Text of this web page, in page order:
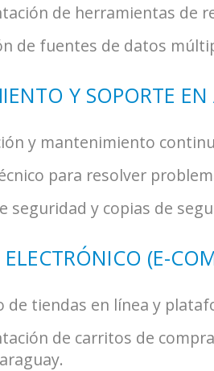
de herramientas de
de fuentes de datos
Y SOPORTE EN
y mantenimiento
para resolver
seguridad y copias de
(E-
de tiendas en línea y
de carritos de